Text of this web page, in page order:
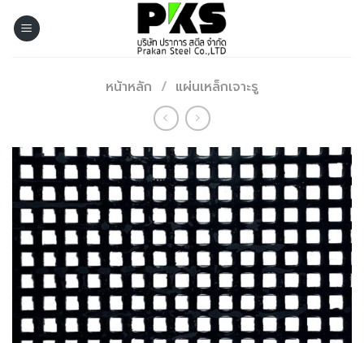
หน้าหลัก / แผ่นเหล็กเจาะรู